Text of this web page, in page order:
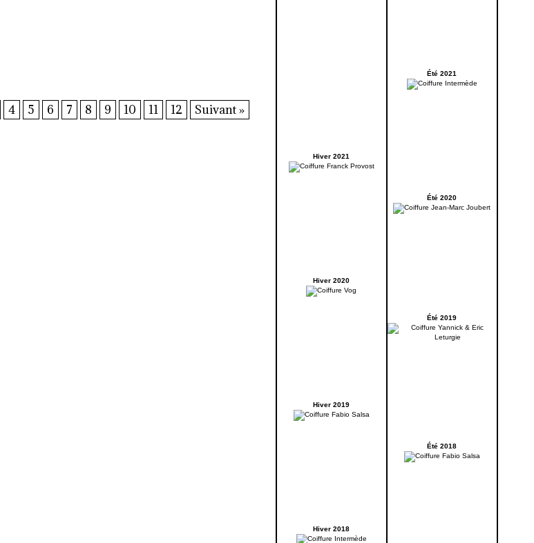
4 5 6 7 8 9 10 11 12 Suivant »
Hiver 2021
Hiver 2020
Hiver 2019
Hiver 2018
Été 2021
Été 2020
Été 2019
Été 2018